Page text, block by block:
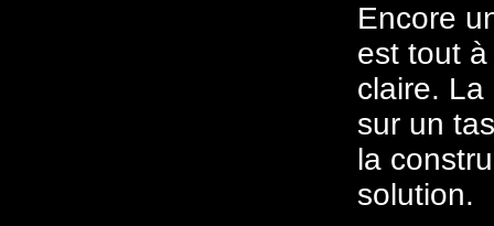
Encore
est tout
claire.
sur un
la
solution.